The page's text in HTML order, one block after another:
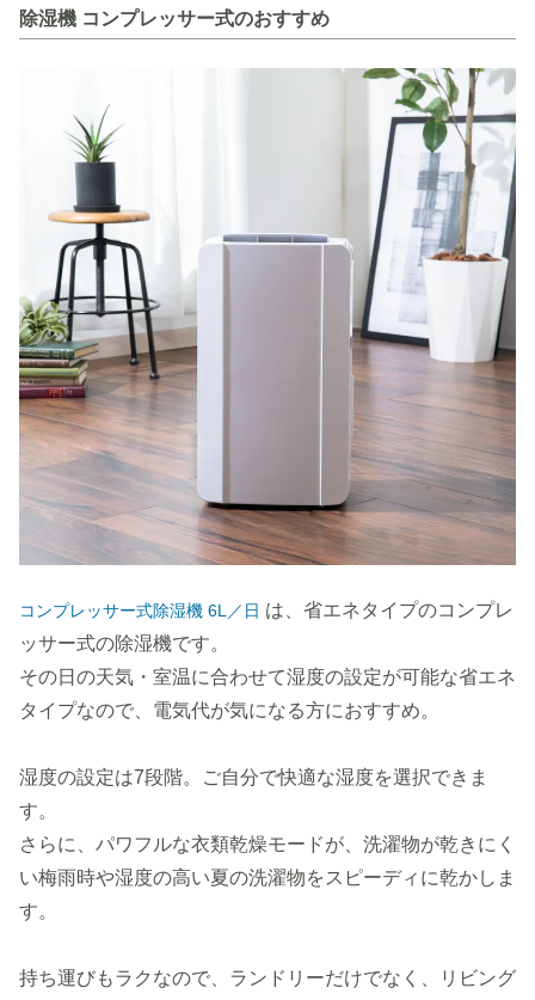
除湿機 コンプレッサー式のおすすめ
コンプレッサー式除湿機 6L／日 は、省エネタイプのコンプレ
ッサー式の除湿機です。
その日の天気・室温に合わせて湿度の設定が可能な省エネ
タイプなので、電気代が気になる方におすすめ。
湿度の設定は7段階。ご自分で快適な湿度を選択できま
す。
さらに、パワフルな衣類乾燥モードが、洗濯物が乾きにく
い梅雨時や湿度の高い夏の洗濯物をスピーディに乾かしま
す。
持ち運びもラクなので、ランドリーだけでなく、リビング